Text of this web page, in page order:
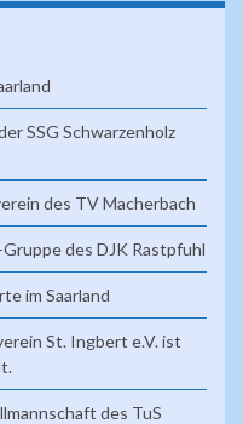
SSG Schwarzenholz
des TV Macherbach
des DJK Rastpfuhl
im Saarland
St. Ingbert e.V. ist
des TuS